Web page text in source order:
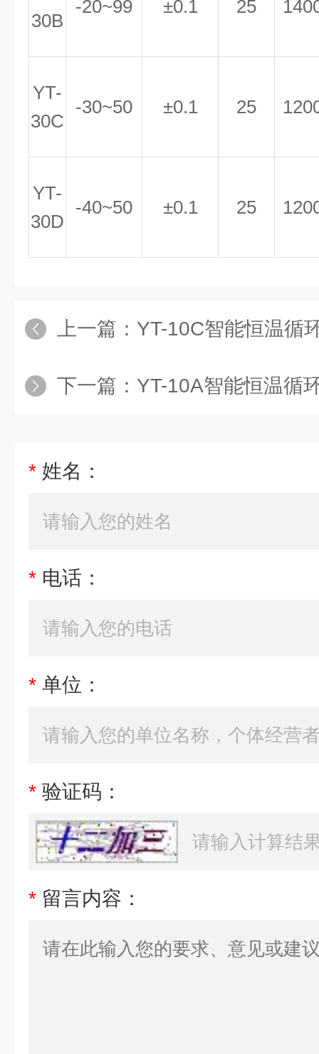
30B
-20~99 ±0.1 25
YT-
30C
-30~50 ±0.1 25
YT-
30D
-40~50 ±0.1 25
上一篇： YT-10C智能恒温循
下一篇： YT-10A智能恒温循
* 姓名：
* 电话：
* 单位：
* 验证码：
* 留言内容：